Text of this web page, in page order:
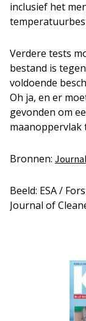
inclusief het
Verdere tests
bestand is
voldoende
Oh ja, en er
gevonden om
maanoppervlak
Bronnen:
Beeld: ESA /
Journal of